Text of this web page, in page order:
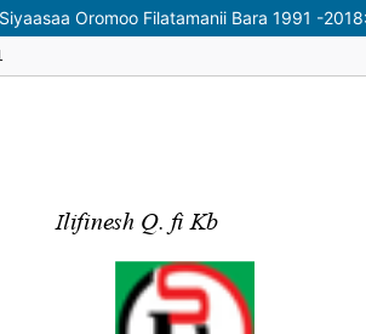
Oromoo Filatamanii Bara 1991 -